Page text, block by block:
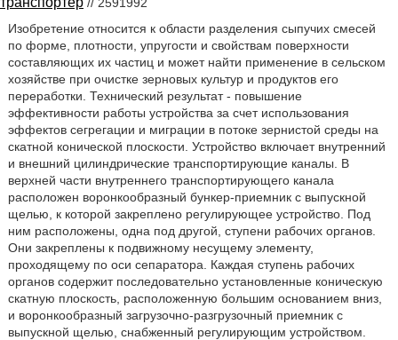
Изобретение относится к области разделения сыпучих смесей
по форме, плотности, упругости и свойствам поверхности
составляющих их частиц и может найти применение в сельском
хозяйстве при очистке зерновых культур и продуктов его
переработки. Технический результат - повышение
эффективности работы устройства за счет использования
эффектов сегрегации и миграции в потоке зернистой среды на
скатной конической плоскости. Устройство включает внутренний
и внешний цилиндрические транспортирующие каналы. В
верхней части внутреннего транспортирующего канала
расположен воронкообразный бункер-приемник с выпускной
щелью, к которой закреплено регулирующее устройство. Под
ним расположены, одна под другой, ступени рабочих органов.
Они закреплены к подвижному несущему элементу,
проходящему по оси сепаратора. Каждая ступень рабочих
органов содержит последовательно установленные коническую
скатную плоскость, расположенную большим основанием вниз,
и воронкообразный загрузочно-разгрузочный приемник с
выпускной щелью, снабженный регулирующим устройством.